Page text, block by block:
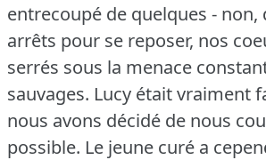
entrecoupé de quelques -
arrêts pour se reposer, nos
serrés sous la menace
sauvages. Lucy était vraiment
nous avons décidé de nous
possible. Le jeune curé a